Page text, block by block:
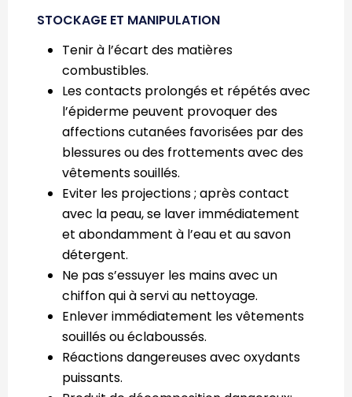
STOCKAGE ET MANIPULATION
Tenir à l’écart des matières
combustibles.
Les contacts prolongés et répétés avec
l’épiderme peuvent provoquer des
affections cutanées favorisées par des
blessures ou des frottements avec des
vêtements souillés.
Eviter les projections ; après contact
avec la peau, se laver immédiatement
et abondamment à l’eau et au savon
détergent.
Ne pas s’essuyer les mains avec un
chiffon qui à servi au nettoyage.
Enlever immédiatement les vêtements
souillés ou éclaboussés.
Réactions dangereuses avec oxydants
puissants.